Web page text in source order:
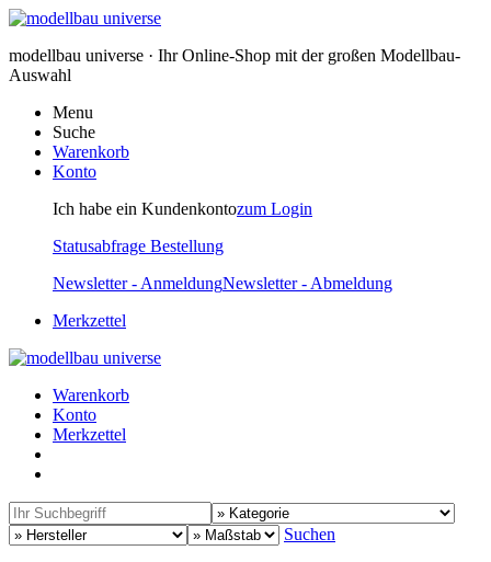
modellbau universe · Ihr Online-Shop mit der großen Modellbau-
Auswahl
Menu
Suche
Warenkorb
Konto
Ich habe ein Kundenkontozum Login
Statusabfrage Bestellung
Newsletter - AnmeldungNewsletter - Abmeldung
Merkzettel
Warenkorb
Konto
Merkzettel
Suchen